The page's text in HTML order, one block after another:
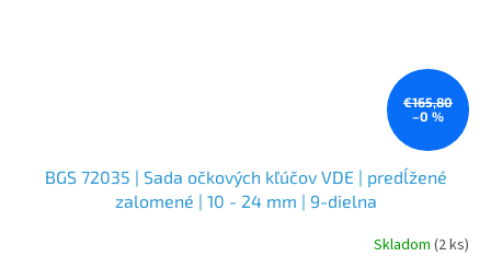
€165,80
–0 %
BGS 72035 | Sada očkových kľúčov VDE | predĺžené
zalomené | 10 - 24 mm | 9-dielna
Skladom (2 ks)